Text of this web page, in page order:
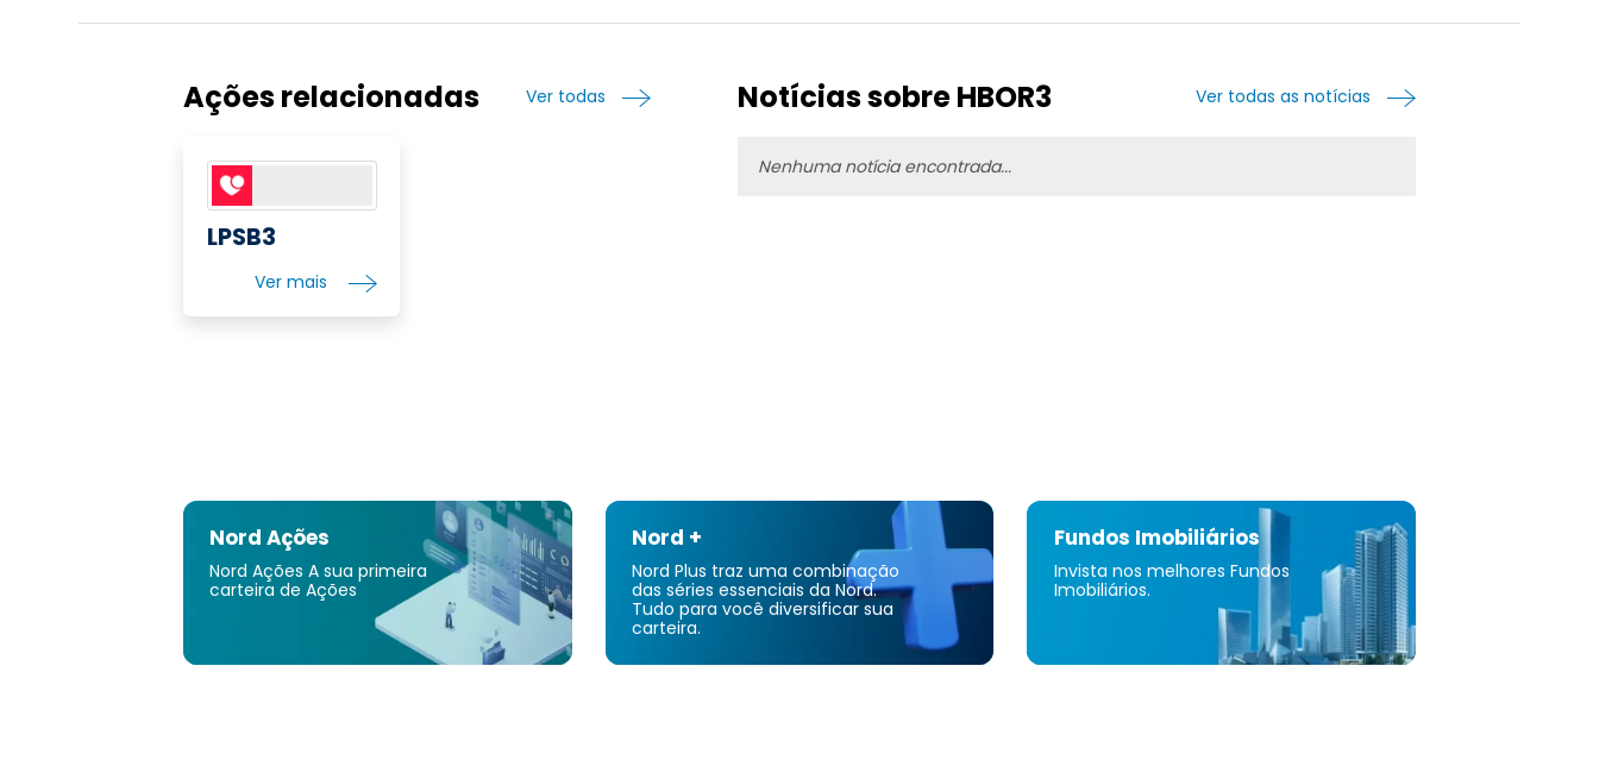
Ações relacionadas Ver todas
LPSB3
Ver mais
Notícias sobre HBOR3 Ver todas as notícias
Nenhuma notícia encontrada...
Nord Ações
Nord Ações A sua primeira
carteira de Ações
Nord +
Nord Plus traz uma combinação
das séries essenciais da Nord.
Tudo para você diversificar sua
carteira.
Fundos Imobiliários
Invista nos melhores Fundos
Imobiliários.